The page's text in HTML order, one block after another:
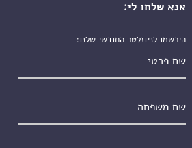
אנא שלחו לי:
הירשמו לניוזלטר החודשי שלנו: